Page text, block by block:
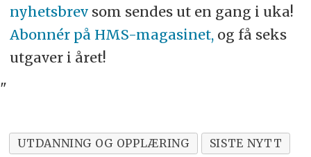
nyhetsbrevsom sendes ut en gang i uka!
Abonnér på HMS-magasinet,og få seks
utgaver i året!
"
UTDANNING OG OPPLÆRING SISTE NYTT